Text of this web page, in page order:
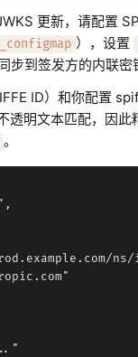
更新，请配置
），设置
步到签发方的内联密
ID）和你配置
透明文本匹配，因
。